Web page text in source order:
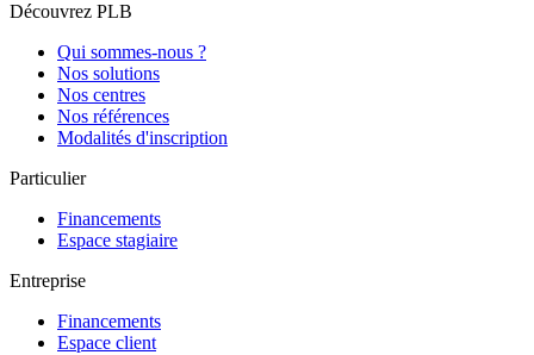
Découvrez PLB
Qui sommes-nous ?
Nos solutions
Nos centres
Nos références
Modalités d'inscription
Particulier
Financements
Espace stagiaire
Entreprise
Financements
Espace client